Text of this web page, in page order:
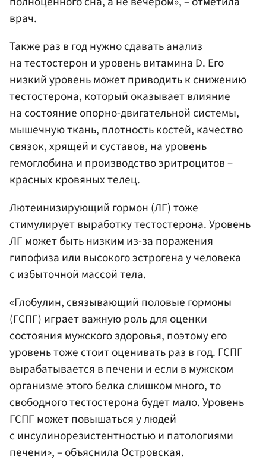
врач.
Также раз в год нужно сдавать анализ
на тестостерон и уровень витамина D. Его
низкий уровень может приводить к снижению
тестостерона, который оказывает влияние
на состояние опорно-двигательной системы,
мышечную ткань, плотность костей, качество
связок, хрящей и суставов, на уровень
гемоглобина и производство эритроцитов –
красных кровяных телец.
Лютеинизирующий гормон (ЛГ) тоже
стимулирует выработку тестостерона. Уровень
ЛГ может быть низким из-за поражения
гипофиза или высокого эстрогена у человека
с избыточной массой тела.
«Глобулин, связывающий половые гормоны
(ГСПГ) играет важную роль для оценки
состояния мужского здоровья, поэтому его
уровень тоже стоит оценивать раз в год. ГСПГ
вырабатывается в печени и если в мужском
организме этого белка слишком много, то
свободного тестостерона будет мало. Уровень
ГСПГ может повышаться у людей
с инсулинорезистентностью и патологиями
печени», – объяснила Островская.